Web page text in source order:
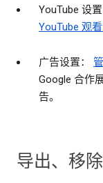
YouTube 设
YouTube 观
广告设置：
Google 合作
告。
导出、移